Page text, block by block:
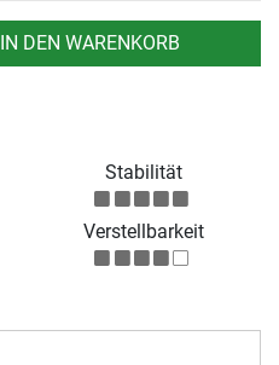
IN DEN WARENKORB
Stabilität
Verstellbarkeit